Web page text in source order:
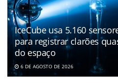
IceCube usa 5.160
para registrar clarões
do espaço
6 DE AGOSTO DE 2026